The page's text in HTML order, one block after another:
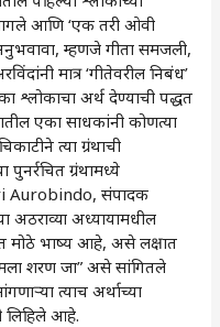
आणि ‌‘एक तरी ओवी
म्हणजे गीता समजली,
मात्र ‌‘गीतेवरील निबंध‌’
श्लोकाचा अर्थ देण्याची पद्धत
एका साधकांनी कोणत्या
त्या ग्रंथाची
ग्रंथामध्ये
Aurobindo, संपादक
अध्यायामधील
मोठे भाष्य आहे, असे लक्षात
शरण जा” असे सांगितले
त्याच अर्थाच्या
लिहिले आहे.